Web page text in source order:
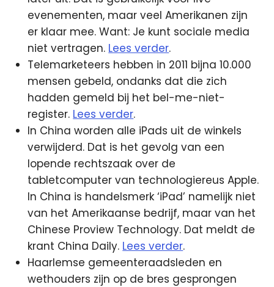
evenementen, maar veel Amerikanen zijn
er klaar mee. Want: Je kunt sociale media
niet vertragen. Lees verder.
Telemarketeers hebben in 2011 bijna 10.000
mensen gebeld, ondanks dat die zich
hadden gemeld bij het bel-me-niet-
register. Lees verder.
In China worden alle iPads uit de winkels
verwijderd. Dat is het gevolg van een
lopende rechtszaak over de
tabletcomputer van technologiereus Apple.
In China is handelsmerk ‘iPad’ namelijk niet
van het Amerikaanse bedrijf, maar van het
Chinese Proview Technology. Dat meldt de
krant China Daily. Lees verder.
Haarlemse gemeenteraadsleden en
wethouders zijn op de bres gesprongen